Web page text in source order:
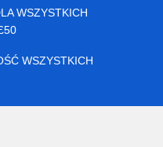
WSZYSTKICH
WSZYSTKICH